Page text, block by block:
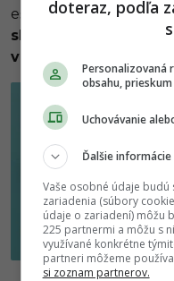
ešte efektívnejšie? Je
slobodu, aby si
vlastných rúk
doteraz, podľa
Personalizovaná
obsahu,
Uchovávanie
Ďalšie informácie
Vaše osobné údaje budú
zariadenia (súbory
údaje o zariadení) môžu
225 partnermi a môžu s
využívané konkrétne
partneri môžeme
si zoznam partnerov.